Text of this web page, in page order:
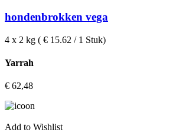
hondenbrokken vega
4 x 2 kg ( € 15.62 / 1 Stuk)
Yarrah
€ 62,48
Add to Wishlist